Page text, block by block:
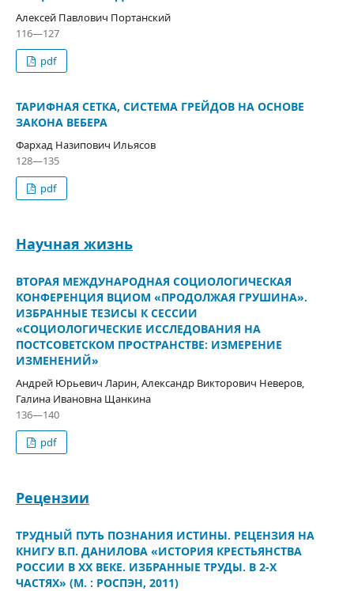
Алексей Павлович Портанский
116—127
pdf
ТАРИФНАЯ СЕТКА, СИСТЕМА ГРЕЙДОВ НА ОСНОВЕ
ЗАКОНА ВЕБЕРА
Фархад Назипович Ильясов
128—135
pdf
Научная жизнь
ВТОРАЯ МЕЖДУНАРОДНАЯ СОЦИОЛОГИЧЕСКАЯ
КОНФЕРЕНЦИЯ ВЦИОМ «ПРОДОЛЖАЯ ГРУШИНА».
ИЗБРАННЫЕ ТЕЗИСЫ К СЕССИИ
«СОЦИОЛОГИЧЕСКИЕ ИССЛЕДОВАНИЯ НА
ПОСТСОВЕТСКОМ ПРОСТРАНСТВЕ: ИЗМЕРЕНИЕ
ИЗМЕНЕНИЙ»
Андрей Юрьевич Ларин, Александр Викторович Неверов,
Галина Ивановна Щанкина
136—140
pdf
Рецензии
ТРУДНЫЙ ПУТЬ ПОЗНАНИЯ ИСТИНЫ. РЕЦЕНЗИЯ НА
КНИГУ В.П. ДАНИЛОВА «ИСТОРИЯ КРЕСТЬЯНСТВА
РОССИИ В ХХ ВЕКЕ. ИЗБРАННЫЕ ТРУДЫ. В 2-Х
ЧАСТЯХ» (М. : РОСПЭН, 2011)